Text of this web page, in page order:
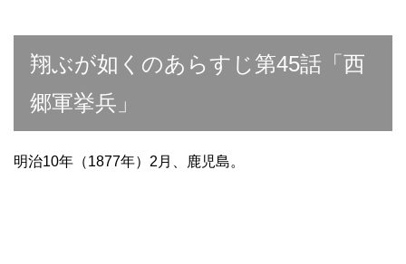
翔ぶが如くのあらすじ第45話「西
郷軍挙兵」
明治10年（1877年）2月、鹿児島。